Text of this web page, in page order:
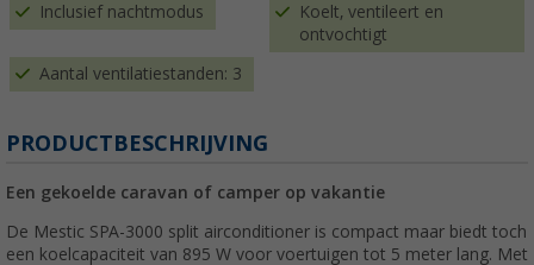
Inclusief nachtmodus
Koelt, ventileert en
ontvochtigt
Aantal ventilatiestanden: 3
PRODUCTBESCHRIJVING
Een gekoelde caravan of camper op vakantie
De Mestic SPA-3000 split airconditioner is compact maar biedt toch
een koelcapaciteit van 895 W voor voertuigen tot 5 meter lang. Met